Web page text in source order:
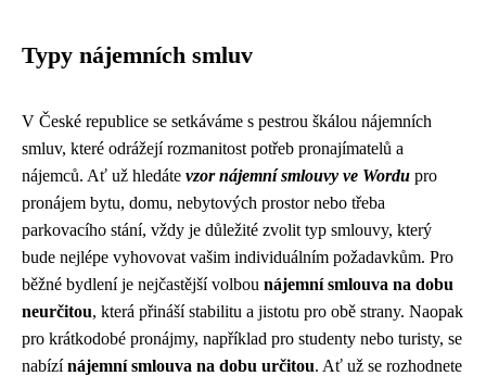
Typy nájemních smluv
V České republice se setkáváme s pestrou škálou nájemních
smluv, které odrážejí rozmanitost potřeb pronajímatelů a
nájemců. Ať už hledáte vzor nájemní smlouvy ve Wordu pro
pronájem bytu, domu, nebytových prostor nebo třeba
parkovacího stání, vždy je důležité zvolit typ smlouvy, který
bude nejlépe vyhovovat vašim individuálním požadavkům. Pro
běžné bydlení je nejčastější volbou nájemní smlouva na dobu
neurčitou, která přináší stabilitu a jistotu pro obě strany. Naopak
pro krátkodobé pronájmy, například pro studenty nebo turisty, se
nabízínájemní smlouva na dobu určitou. Ať už se rozhodnete